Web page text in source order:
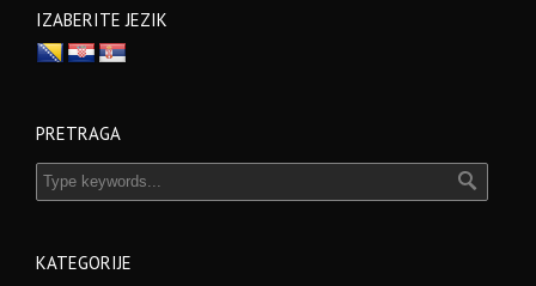
IZABERITE JEZIK
PRETRAGA
KATEGORIJE